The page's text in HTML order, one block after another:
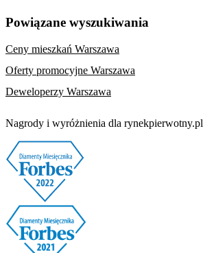
Powiązane wyszukiwania
Ceny mieszkań Warszawa
Oferty promocyjne Warszawa
Deweloperzy Warszawa
Nagrody i wyróżnienia dla rynekpierwotny.pl